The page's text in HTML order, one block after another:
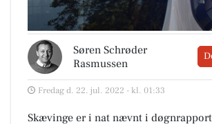
Søren Schrøder
Rasmussen
Fredag d. 22. jul. 2022 - kl. 01:33
Skævinge er i nat nævnt i